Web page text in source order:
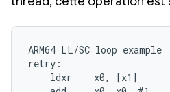
ARM64 LL/SC loop example
retry:
ldxr    x0, [x1]